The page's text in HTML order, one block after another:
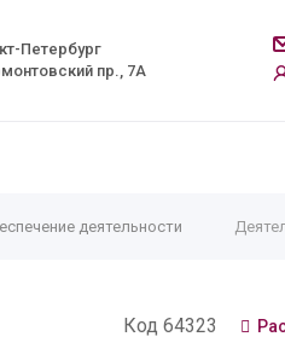
Петербург
пр., 7А
деятельности
Код 64323